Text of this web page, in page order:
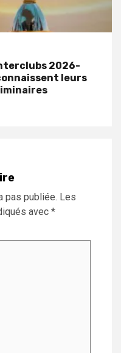
2026-
leurs
pas publiée. Les
avec *